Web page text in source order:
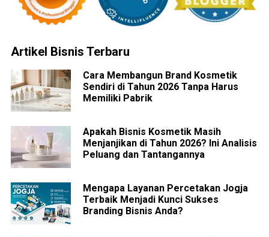
Artikel Bisnis Terbaru
Cara Membangun Brand Kosmetik
Sendiri di Tahun 2026 Tanpa Harus
Memiliki Pabrik
Apakah Bisnis Kosmetik Masih
Menjanjikan di Tahun 2026? Ini Analisis
Peluang dan Tantangannya
Mengapa Layanan Percetakan Jogja
Terbaik Menjadi Kunci Sukses
Branding Bisnis Anda?